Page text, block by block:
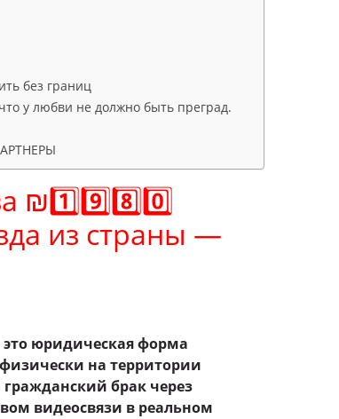
без границ
у любви не должно быть преград.
₪1️⃣9️⃣8️⃣0️⃣
из страны —
юридическая форма
на территории
брак через
видеосвязи в реальном